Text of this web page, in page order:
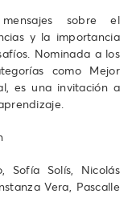
sobre el
y la importancia
Nominada a los
como Mejor
es una invitación a
Sofía Solís, Nicolás
Vera, Pascalle